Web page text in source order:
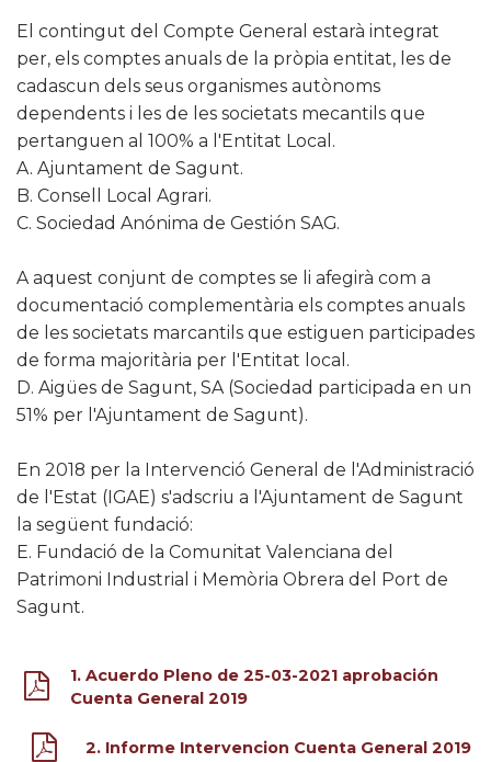
El contingut del Compte General estarà integrat
per, els comptes anuals de la pròpia entitat, les de
cadascun dels seus organismes autònoms
dependents i les de les societats mecantils que
pertanguen al 100% a l'Entitat Local.
A. Ajuntament de Sagunt.
B. Consell Local Agrari.
C. Sociedad Anónima de Gestión SAG.
A aquest conjunt de comptes se li afegirà com a
documentació complementària els comptes anuals
de les societats marcantils que estiguen participades
de forma majoritària per l'Entitat local.
D. Aigües de Sagunt, SA (Sociedad participada en un
51% per l'Ajuntament de Sagunt).
En 2018 per la Intervenció General de l'Administració
de l'Estat (IGAE) s'adscriu a l'Ajuntament de Sagunt
la següent fundació:
E. Fundació de la Comunitat Valenciana del
Patrimoni Industrial i Memòria Obrera del Port de
Sagunt.
1. Acuerdo Pleno de 25-03-2021 aprobación
Cuenta General 2019
2. Informe Intervencion Cuenta General 2019